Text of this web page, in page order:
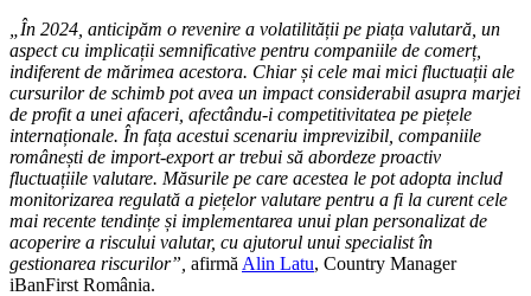
„În 2024, anticipăm o revenire a volatilității pe piața valutară, un
aspect cu implicații semnificative pentru companiile de comerț,
indiferent de mărimea acestora. Chiar și cele mai mici fluctuații ale
cursurilor de schimb pot avea un impact considerabil asupra marjei
de profit a unei afaceri, afectându-i competitivitatea pe piețele
internaționale. În fața acestui scenariu imprevizibil, companiile
românești de import-export ar trebui să abordeze proactiv
fluctuațiile valutare. Măsurile pe care acestea le pot adopta includ
monitorizarea regulată a piețelor valutare pentru a fi la curent cele
mai recente tendințe și implementarea unui plan personalizat de
acoperire a riscului valutar, cu ajutorul unui specialist în
gestionarea riscurilor”, afirmă Alin Latu, Country Manager
iBanFirst România.